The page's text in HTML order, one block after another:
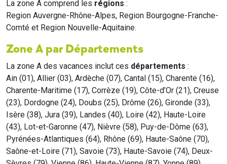
La zone A comprend les régions :
Region Auvergne-Rhône-Alpes, Region Bourgogne-Franche-
Comté et Region Nouvelle-Aquitaine.
Zone A par Départements
La zone A des vacances inclut ces départements :
Ain (01), Allier (03), Ardèche (07), Cantal (15), Charente (16),
Charente-Maritime (17), Corrèze (19), Côte-d’Or (21), Creuse
(23), Dordogne (24), Doubs (25), Drôme (26), Gironde (33),
Isère (38), Jura (39), Landes (40), Loire (42), Haute-Loire
(43), Lot-et-Garonne (47), Nièvre (58), Puy-de-Dôme (63),
Pyrénées-Atlantiques (64), Rhône (69), Haute-Saône (70),
Saône-et-Loire (71), Savoie (73), Haute-Savoie (74), Deux-